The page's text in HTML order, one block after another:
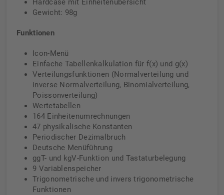
Hardcase mit Einheitenübersicht
Gewicht: 98g
Funktionen
Icon-Menü
Einfache Tabellenkalkulation für f(x) und g(x)
Verteilungsfunktionen (Normalverteilung und
inverse Normalverteilung, Binomialverteilung,
Poissonverteilung)
Wertetabellen
164 Einheitenumrechnungen
47 physikalische Konstanten
Periodischer Dezimalbruch
Deutsche Menüführung
ggT- und kgV-Funktion und Tastaturbelegung
9 Variablenspeicher
Trigonometrische und invers trigonometrische
Funktionen